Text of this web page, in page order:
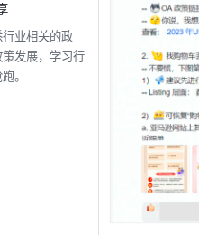
业相关的政
发展，学习行
。